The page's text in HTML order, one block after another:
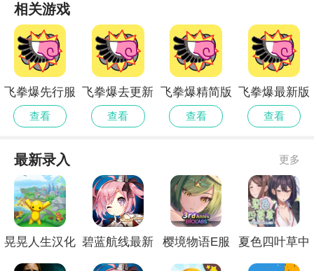
相关游戏
飞拳爆先行服
查看
飞拳爆去更新
版
查看
飞拳爆精简版
查看
飞拳爆最新版
查看
最新录入 更多
晃晃人生汉化 碧蓝航线最新
樱境物语E服
夏色四叶草中